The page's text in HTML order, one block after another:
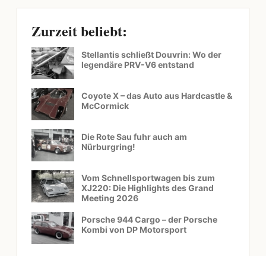
Zurzeit beliebt:
Stellantis schließt Douvrin: Wo der
legendäre PRV-V6 entstand
Coyote X – das Auto aus Hardcastle &
McCormick
Die Rote Sau fuhr auch am
Nürburgring!
Vom Schnellsportwagen bis zum
XJ220: Die Highlights des Grand
Meeting 2026
Porsche 944 Cargo – der Porsche
Kombi von DP Motorsport